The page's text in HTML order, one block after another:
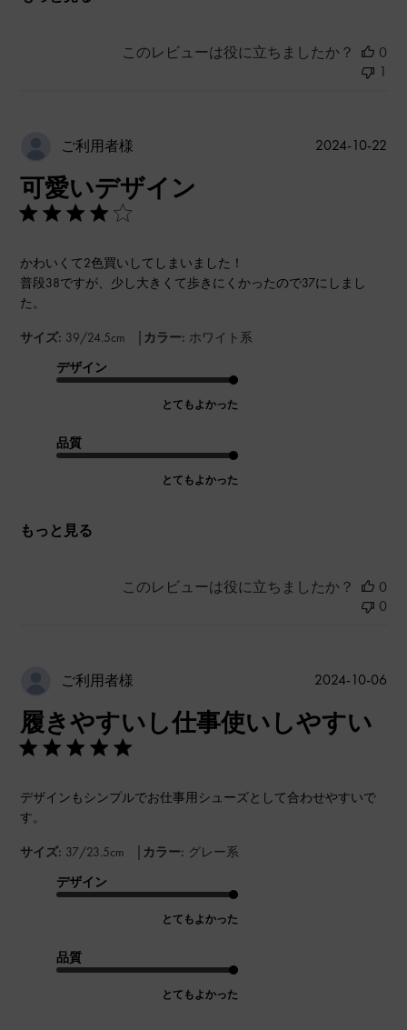
このレビューは役に立ちましたか？
0
1
ご利用者様
可愛いデザイン
かわいくて2色買いしてしまいました！
普段38ですが、少し大きくて歩きにくかったので37にしまし
た。
サイズ: 39/24.5cm | カラー: ホワイト系
デザイン
とてもよかった
品質
とてもよかった
もっと見る
公
2024-10-22
このレビューは役に立ちましたか？
0
0
ご利用者様
履きやすいし仕事使いしやすい
デザインもシンプルでお仕事用シューズとして合わせやすいで
す。
サイズ: 37/23.5cm | カラー: グレー系
デザイン
とてもよかった
品質
とてもよかった
公
2024-10-06